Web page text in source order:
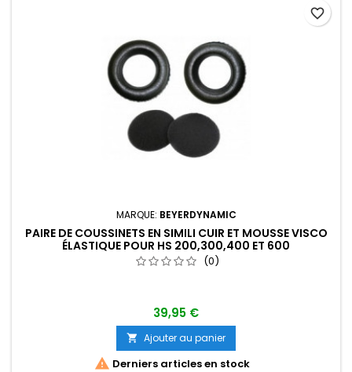
MARQUE: BEYERDYNAMIC
PAIRE DE COUSSINETS EN SIMILI CUIR ET MOUSSE VISCO
ÉLASTIQUE POUR HS 200,300,400 ET 600
(0)
39,95 €
 Ajouter au panier
 Derniers articles en stock
favorite_border